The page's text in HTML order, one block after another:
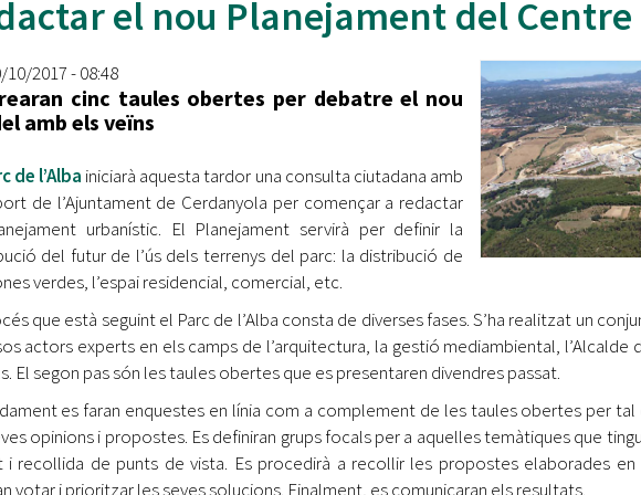
Accés
Oberta la convocatòria d'Ajuts per a l'autoocupació
jove 2026
Cerdanyola opta a més de 5 milions d'euros del Pla de
Barris per transformar les Fontetes, Quatre Cantons i
l'entorn de l'avinguda Catalunya
El FIT presenta el cartell de la seva 16a edició i dona el
tret de sortida al festival
L’Ajuntament reparteix ulleres gratuïtes per veure
Entitats
Mercats
Webs
el nou Planejament del
10/2017 - 08:48
cinc taules obertes per debatre el nou
amb els veïns
de l’Alba iniciarà aquesta tardor una consulta ciutadana amb
de l’Ajuntament de Cerdanyola per començar a redactar
urbanístic. El Planejament servirà per definir la
del futur de l’ús dels terrenys del parc: la distribució de
verdes, l’espai residencial, comercial, etc.
que està seguint el Parc de l’Alba consta de diverses fases. S’ha realitzat un
actors experts en els camps de l’arquitectura, la gestió mediambiental, l’Alcalde
El segon pas són les taules obertes que es presentaren divendres passat.
es faran enquestes en línia com a complement de les taules obertes per
opinions i propostes. Es definiran grups focals per a aquelles temàtiques que
i recollida de punts de vista. Es procedirà a recollir les propostes elaborades
votar i prioritzar les seves solucions. Finalment, es comunicaran els resultats.